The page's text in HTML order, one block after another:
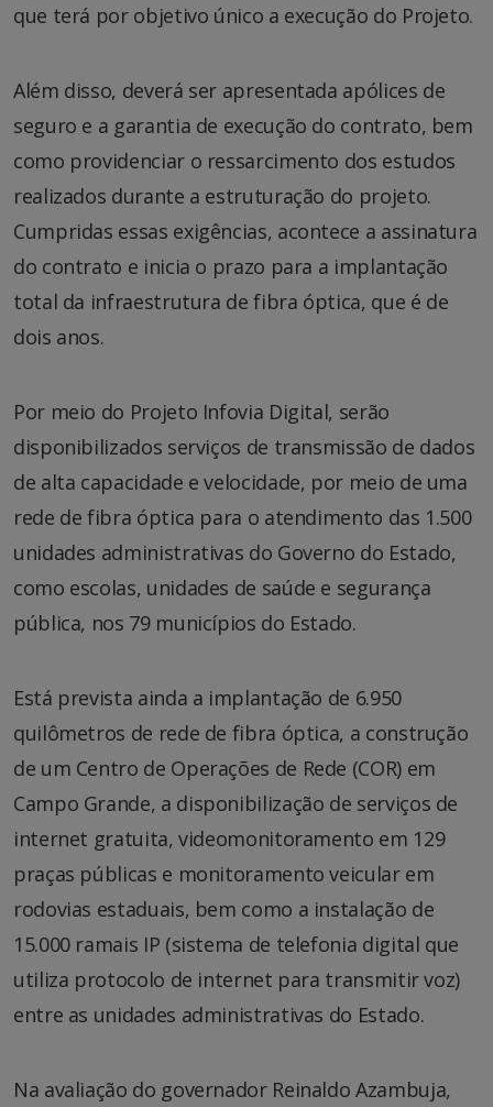
que terá por objetivo único a execução do Projeto.
Além disso, deverá ser apresentada apólices de
seguro e a garantia de execução do contrato, bem
como providenciar o ressarcimento dos estudos
realizados durante a estruturação do projeto.
Cumpridas essas exigências, acontece a assinatura
do contrato e inicia o prazo para a implantação
total da infraestrutura de fibra óptica, que é de
dois anos.
Por meio do Projeto Infovia Digital, serão
disponibilizados serviços de transmissão de dados
de alta capacidade e velocidade, por meio de uma
rede de fibra óptica para o atendimento das 1.500
unidades administrativas do Governo do Estado,
como escolas, unidades de saúde e segurança
pública, nos 79 municípios do Estado.
Está prevista ainda a implantação de 6.950
quilômetros de rede de fibra óptica, a construção
de um Centro de Operações de Rede (COR) em
Campo Grande, a disponibilização de serviços de
internet gratuita, videomonitoramento em 129
praças públicas e monitoramento veicular em
rodovias estaduais, bem como a instalação de
15.000 ramais IP (sistema de telefonia digital que
utiliza protocolo de internet para transmitir voz)
entre as unidades administrativas do Estado.
Na avaliação do governador Reinaldo Azambuja,